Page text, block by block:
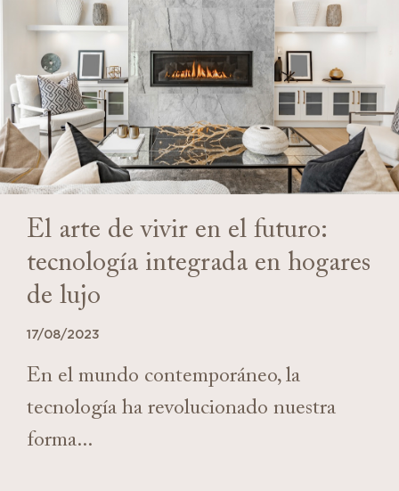
El arte de vivir en el futuro:
tecnología integrada en hogares
de lujo
17/08/2023
En el mundo contemporáneo, la
tecnología ha revolucionado nuestra
forma...